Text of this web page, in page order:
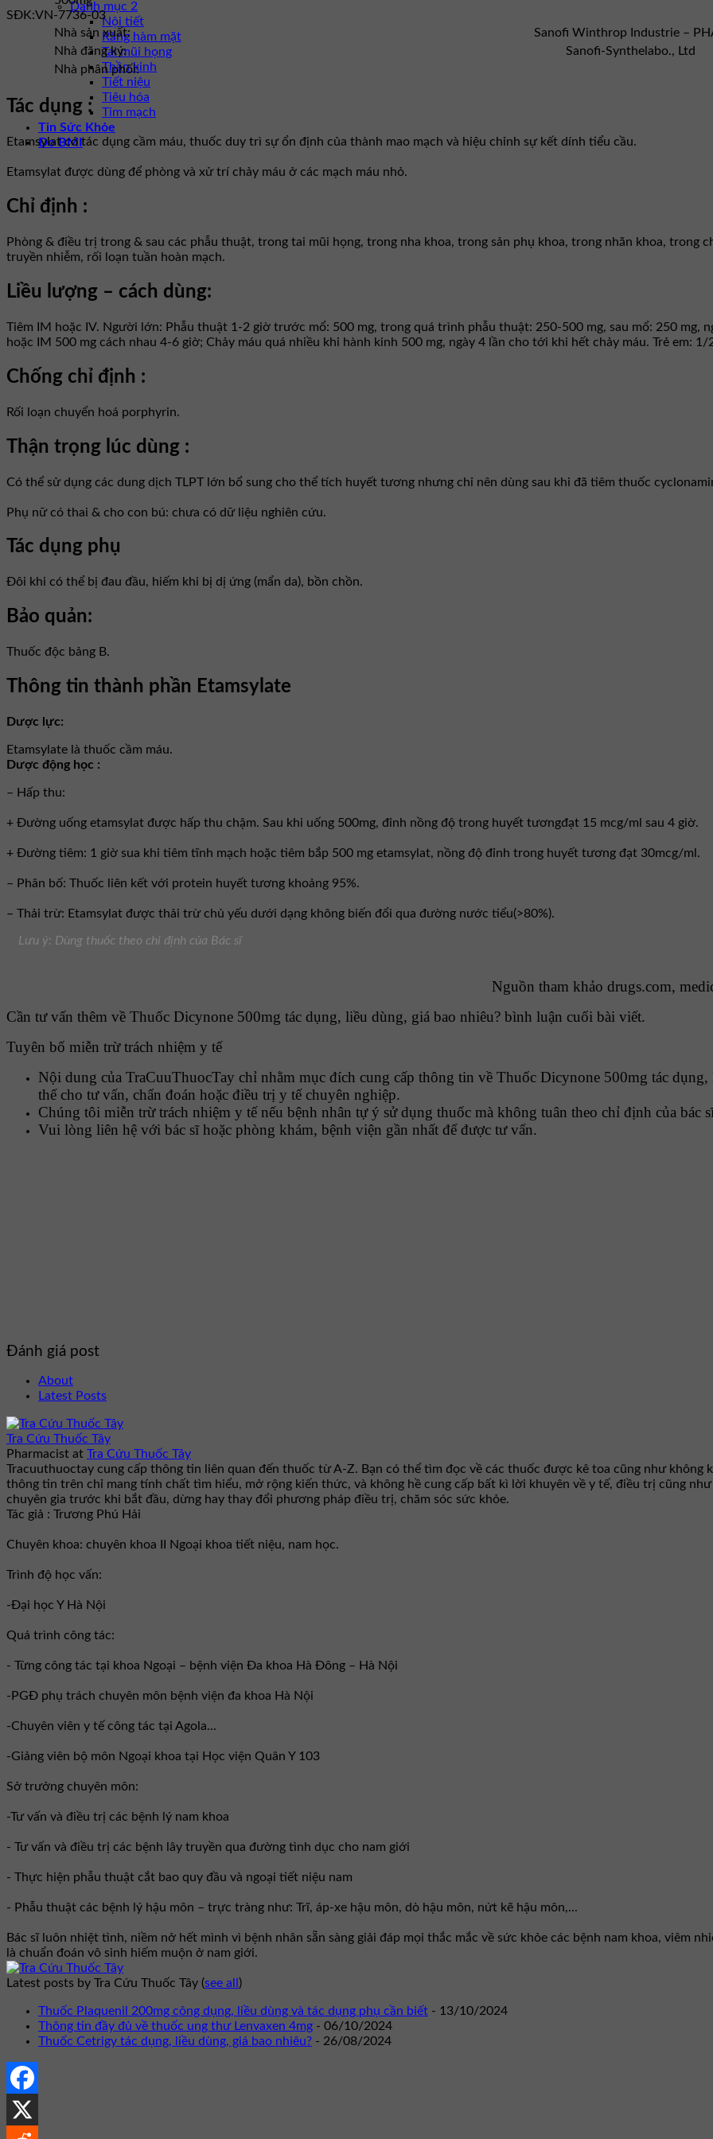
Danh mục 2
Nội tiết
Răng hàm mặt
Tai mũi họng
Thần kinh
Tiết niệu
Tiêu hóa
Tim mạch
Tin Sức Khỏe
Đo BMI
SĐK:VN-7736-03
Nhà sản xuất:
Sanofi Winthrop Industrie –
Nhà đăng ký:
Sanofi-Synthelabo., Ltd
Nhà phân phối:
Tác dụng :
Etamsylat có tác dụng cầm máu, thuốc duy trì sự ổn định của thành mao mạch và hiệu chỉnh sự kết dính tiểu cầu.
Etamsylat được dùng để phòng và xử trí chảy máu ở các mạch máu nhỏ.
Chỉ định :
Phòng & điều trị trong & sau các phẫu thuật, trong tai mũi họng, trong nha khoa, trong sản phụ khoa, trong nhãn khoa, trong
truyền nhiễm, rối loạn tuần hoàn mạch.
Liều lượng – cách dùng:
Tiêm IM hoặc IV. Người lớn: Phẫu thuật 1-2 giờ trước mổ: 500 mg, trong quá trình phẫu thuật: 250-500 mg, sau mổ: 250 mg,
hoặc IM 500 mg cách nhau 4-6 giờ; Chảy máu quá nhiều khi hành kinh 500 mg, ngày 4 lần cho tới khi hết chảy máu. Trẻ em:
Chống chỉ định :
Rối loạn chuyển hoá porphyrin.
Thận trọng lúc dùng :
Có thể sử dụng các dung dịch TLPT lớn bổ sung cho thể tích huyết tương nhưng chỉ nên dùng sau khi đã tiêm thuốc
Phụ nữ có thai & cho con bú: chưa có dữ liệu nghiên cứu.
Tác dụng phụ
Ðôi khi có thể bị đau đầu, hiếm khi bị dị ứng (mẩn da), bồn chồn.
Bảo quản:
Thuốc độc bảng B.
Thông tin thành phần Etamsylate
Dược lực:
Etamsylate là thuốc cầm máu.
Dược động học :
– Hấp thu:
+ Đường uống etamsylat được hấp thu chậm. Sau khi uống 500mg, đỉnh nồng độ trong huyết tươngđạt 15 mcg/ml sau 4 giờ.
+ Đường tiêm: 1 giờ sua khi tiêm tĩnh mạch hoặc tiêm bắp 500 mg etamsylat, nồng độ đỉnh trong huyết tương đạt 30mcg/ml.
– Phân bố: Thuốc liên kết với protein huyết tương khoảng 95%.
– Thải trừ: Etamsylat được thải trừ chủ yếu dưới dạng không biến đổi qua đường nước tiểu(>80%).
Lưu ý: Dùng thuốc theo chỉ định của Bác sĩ
Nguồn tham khảo drugs.com,
Cần tư vấn thêm về Thuốc Dicynone 500mg tác dụng, liều dùng, giá bao nhiêu? bình luận cuối bài viết.
Tuyên bố miễn trừ trách nhiệm y tế
Nội dung của TraCuuThuocTay chỉ nhằm mục đích cung cấp thông tin về Thuốc Dicynone 500mg tác
thế cho tư vấn, chẩn đoán hoặc điều trị y tế chuyên nghiệp.
Chúng tôi miễn trừ trách nhiệm y tế nếu bệnh nhân tự ý sử dụng thuốc mà không tuân theo chỉ định của bác
Vui lòng liên hệ với bác sĩ hoặc phòng khám, bệnh viện gần nhất để được tư vấn.
Đánh giá post
About
Latest Posts
Tra Cứu Thuốc Tây
Pharmacist at Tra Cứu Thuốc Tây
Tracuuthuoctay cung cấp thông tin liên quan đến thuốc từ A-Z. Bạn có thể tìm đọc về các thuốc được kê toa cũng như không
thông tin trên chỉ mang tính chất tìm hiểu, mở rộng kiến thức, và không hề cung cấp bất kì lời khuyên về y tế, điều trị cũng
chuyên gia trước khi bắt đầu, dừng hay thay đổi phương pháp điều trị, chăm sóc sức khỏe.
Tác giả : Trương Phú Hải
Chuyên khoa: chuyên khoa II Ngoại khoa tiết niệu, nam học.
Trình độ học vấn:
-Đại học Y Hà Nội
Quá trình công tác:
- Từng công tác tại khoa Ngoại – bệnh viện Đa khoa Hà Đông – Hà Nội
-PGĐ phụ trách chuyên môn bệnh viện đa khoa Hà Nội
-Chuyên viên y tế công tác tại Agola...
-Giảng viên bộ môn Ngoại khoa tại Học viện Quân Y 103
Sở trưởng chuyên môn:
-Tư vấn và điều trị các bệnh lý nam khoa
- Tư vấn và điều trị các bệnh lây truyền qua đường tình dục cho nam giới
- Thực hiện phẫu thuật cắt bao quy đầu và ngoại tiết niệu nam
- Phẫu thuật các bệnh lý hậu môn – trực tràng như: Trĩ, áp-xe hậu môn, dò hậu môn, nứt kẽ hậu môn,...
Bác sĩ luôn nhiệt tình, niềm nở hết mình vì bệnh nhân sẵn sàng giải đáp mọi thắc mắc về sức khỏe các bệnh nam khoa, viêm
là chuẩn đoán vô sinh hiếm muộn ở nam giới.
Latest posts by Tra Cứu Thuốc Tây (see all )
Thuốc Plaquenil 200mg công dụng, liều dùng và tác dụng phụ cần biết - 13/10/2024
Thông tin đầy đủ về thuốc ung thư Lenvaxen 4mg - 06/10/2024
Thuốc Cetrigy tác dụng, liều dùng, giá bao nhiêu? - 26/08/2024